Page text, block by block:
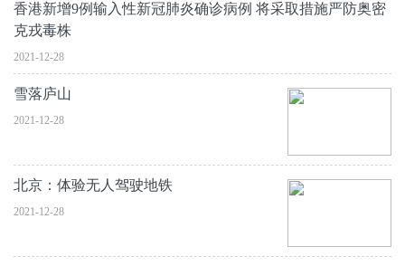
香港新增9例输入性新冠肺炎确诊病例 将采取措施严防奥密
克戎毒株
2021-12-28
雪落庐山
2021-12-28
北京：体验无人驾驶地铁
2021-12-28